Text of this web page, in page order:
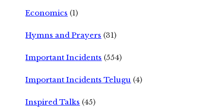
Economics (1)
Hymns and Prayers (31)
Important Incidents (554)
Important Incidents Telugu (4)
Inspired Talks (45)